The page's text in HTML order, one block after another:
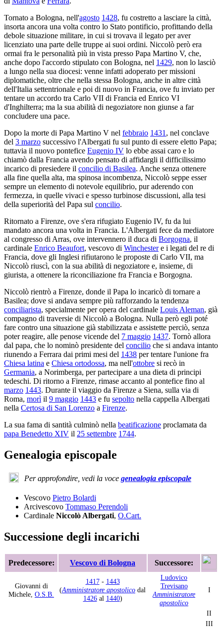
Tornato a Bologna, nell'agosto 1428, fu costretto a lasciare la città,
insorta ancora una volta contro lo Stato pontificio, profittando della
debole situazione militare, in cui si trovava il legato per aver
licenziato una parte delle truppe ai suoi ordini. Niccolò però era
ormai fra le personalità più in vista presso Papa Martino V, che,
anche dopo l'accordo stipulato con Bologna, nel 1429, non lo lasciò
a lungo nella sua diocesi: venne infatti adoperato per missioni
diplomatiche, oltre che nella stessa Bologna, anche in altre città
dell'Italia settentrionale e poi di nuovo in Francia, ove fu inviato per
tentare un accordo tra Carlo VII di Francia ed Enrico VI
d'Inghilterra; ma la sua abilità di negoziatore non giunse a far
concludere una pace.
Dopo la morte di Papa Martino V nel febbraio 1431 , nel conclave
del 3 marzo successivo l'Albergati fu sul punto di essere eletto Papa;
tuttavia il nuovo pontefice Eugenio IV lo ebbe assai caro e lo
chiamò dalla Francia avendo pensato di affidargli il difficilissimo
incarico di presiedere il concilio di Basilea. Anche senza ottenere
alla fine quella alta, ma spinosa incombenza, Niccolò seppe esser
sempre un elemento di notevole equilibrio, pur aderendo con
fermezza, in quelle vivaci e spesso turbinose discussioni, alla tesi
della superiorità del Papa sul concilio.
Ritornato a Firenze, ove s'era rifugiato Eugenio IV, fu da lui
mandato ancora una volta in Francia. L'Albergati fece da mediatore
al congresso di Arras, ove intervennero il duca di Borgogna, il
cardinale Enrico Beaufort, vescovo di Winchestere i legati del re di
Francia, dove gli Inglesi rifiutarono le proposte di Carlo VII, ma
Niccolò riuscì, con la sua abilità di negoziatore e, insieme, di
giurista, a ottenere la riconciliazione fra Francia e Borgogna.
Niccolò rientrò a Firenze, donde il Papa lo incaricò di tornare a
Basilea; dove si andava sempre più rafforzando la tendenza
conciliarista, specialmente per opera del cardinale Louis Aleman, già
compagno di traversie di Niccolò a Bologna. Nulla però egli poté
fare contro una situazione già stabilizzata e assistette perciò, senza
poter reagire, alle penose vicende del 7 maggio 1437. Tornò allora
dal papa, che lo nominò presidente del concilio che si andava intanto
riunendo a Ferrara dai primi mesi del 1438 per tentare l'unione fra
Chiesa latina e Chiesa ortodossa, ma nell'ottobre si recò in
Germania, a Norimberga, per partecipare a una dieta di principi
tedeschi. Di ritorno a Firenze, rimase accanto al pontefice fino al
marzo 1443. Durante il viaggio da Firenze a Siena, sulla via di
Roma, morì il 9 maggio 1443 e fu sepolto nella cappella Albergati
nella Certosa di San Lorenzo a Firenze.
La sua fama di santità culminò nella beatificazione proclamata da
papa Benedetto XIV il 25 settembre 1744.
Genealogia episcopale
Per approfondire, vedi la voce genealogia episcopale
Vescovo Pietro Bolardi
Arcivescovo Tommaso Perendoli
Cardinale Niccolò Albergati, O.Cart.
Successione degli incarichi
Predecessore: Vescovo di Bologna Successore:
Giovanni di
Michele, O.S.B.
1417- 1443
(Amministratore apostolico dal
1426al 1440)
Ludovico
Trevisano
Amministratore
apostolico
I
II
III